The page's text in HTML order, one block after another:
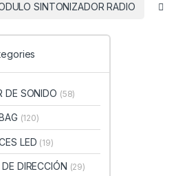
SINTONIZADOR RADIO
DE SONIDO (58)
(120)
LED (19)
DIRECCIÓN (29)